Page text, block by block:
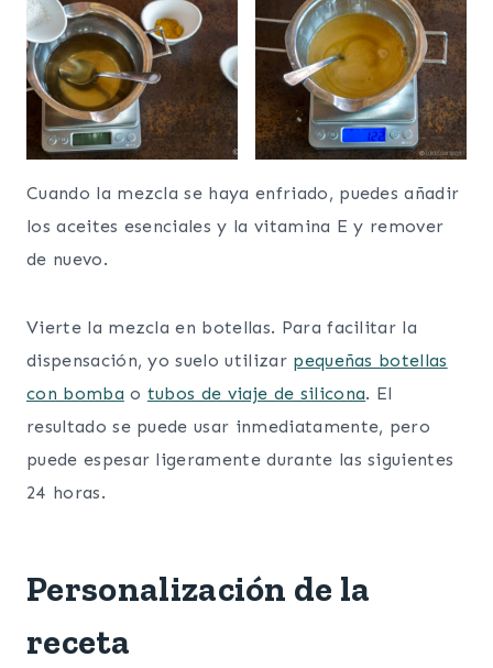
Cuando la mezcla se haya enfriado, puedes añadir
los aceites esenciales y la vitamina E y remover
de nuevo.
Vierte la mezcla en botellas. Para facilitar la
dispensación, yo suelo utilizar pequeñas botellas
con bomba o tubos de viaje de silicona. El
resultado se puede usar inmediatamente, pero
puede espesar ligeramente durante las siguientes
24 horas.
Personalización de la
receta